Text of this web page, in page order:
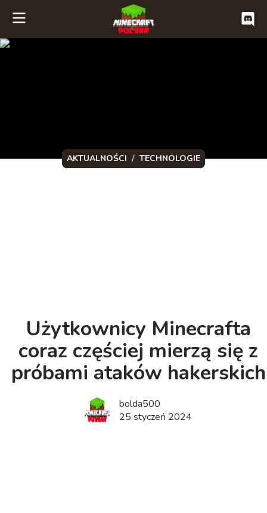
AKTUALNOŚCI / TECHNOLOGIE
Użytkownicy Minecrafta
coraz częściej mierzą się z
próbami ataków hakerskich
bolda500
25 styczeń 2024